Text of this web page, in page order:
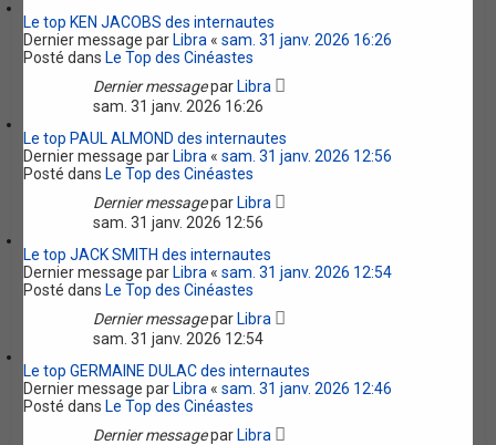
Le top KEN JACOBS des internautes
Dernier message par Libra «sam. 31 janv. 2026 16:26
Posté dans Le Top des Cinéastes
Dernier messagepar Libra
sam. 31 janv. 2026 16:26
Le top PAUL ALMOND des internautes
Dernier message par Libra «sam. 31 janv. 2026 12:56
Posté dans Le Top des Cinéastes
Dernier messagepar Libra
sam. 31 janv. 2026 12:56
Le top JACK SMITH des internautes
Dernier message par Libra «sam. 31 janv. 2026 12:54
Posté dans Le Top des Cinéastes
Dernier messagepar Libra
sam. 31 janv. 2026 12:54
Le top GERMAINE DULAC des internautes
Dernier message par Libra «sam. 31 janv. 2026 12:46
Posté dans Le Top des Cinéastes
Dernier messagepar Libra